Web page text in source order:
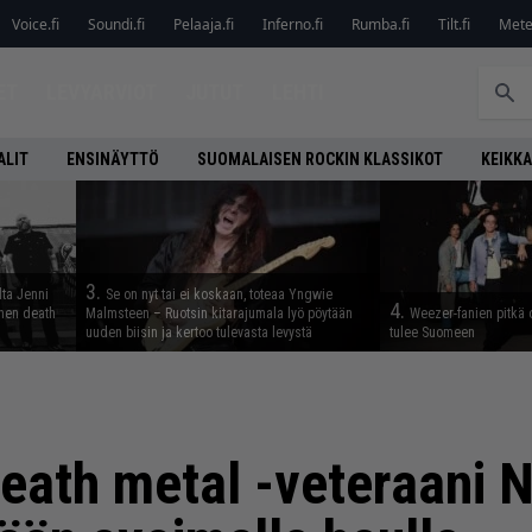
Voice.fi Soundi.fi Pelaaja.fi Inferno.fi Rumba.fi Tilt.fi
ENSINÄYTTÖ SUOMALAISEN ROCKIN KLASSIKOT KEIKKA
Jenni
death
3. Se on nyt tai ei koskaan, toteaa Yngwie
Malmsteen – Ruotsin kitarajumala lyö pöytään
uuden biisin ja kertoo tulevasta levystä
4. Weezer-fanien pitkä
tulee Suomeen
metal -veteraani